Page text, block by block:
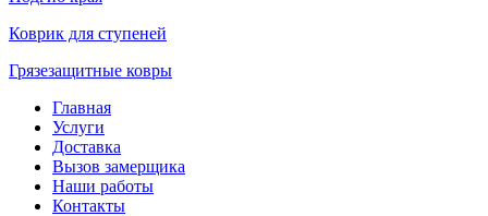
Коврик для ступеней
Грязезащитные ковры
Главная
Услуги
Доставка
Вызов замерщика
Наши работы
Контакты